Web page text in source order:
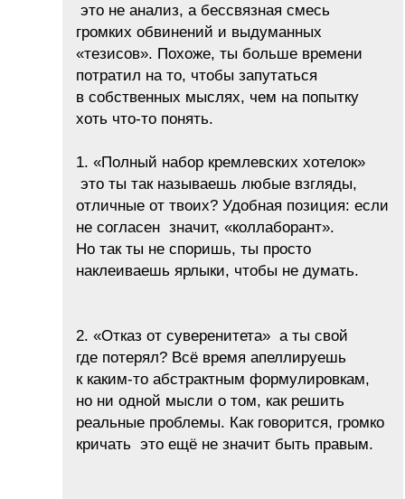
это не анализ, а бессвязная смесь
громких обвинений и выдуманных
«тезисов». Похоже, ты больше времени
потратил на то, чтобы запутаться
в собственных мыслях, чем на попытку
хоть что-то понять.
1. «Полный набор кремлевских хотелок»
это ты так называешь любые взгляды,
отличные от твоих? Удобная позиция: если
не согласен значит, «коллаборант».
Но так ты не споришь, ты просто
наклеиваешь ярлыки, чтобы не думать.
2. «Отказ от суверенитета» а ты свой
где потерял? Всё время апеллируешь
к каким-то абстрактным формулировкам,
но ни одной мысли о том, как решить
реальные проблемы. Как говорится, громко
кричать это ещё не значит быть правым.